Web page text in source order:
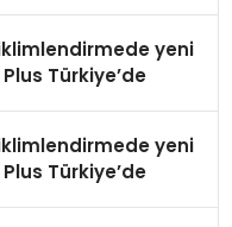
iklimlendirmede yeni
Türkiye’de
iklimlendirmede yeni
Türkiye’de